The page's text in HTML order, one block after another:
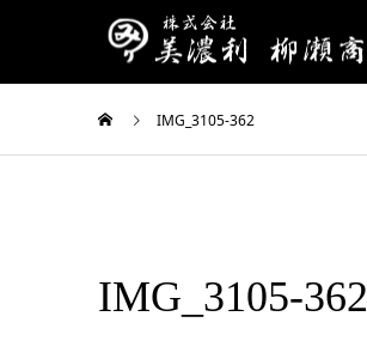
IMG_3105-362
IMG_3105-362